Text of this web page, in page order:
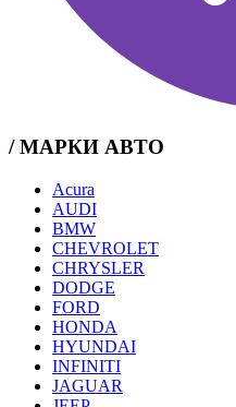
/ МАРКИ АВТО
Acura
AUDI
BMW
CHEVROLET
CHRYSLER
DODGE
FORD
HONDA
HYUNDAI
INFINITI
JAGUAR